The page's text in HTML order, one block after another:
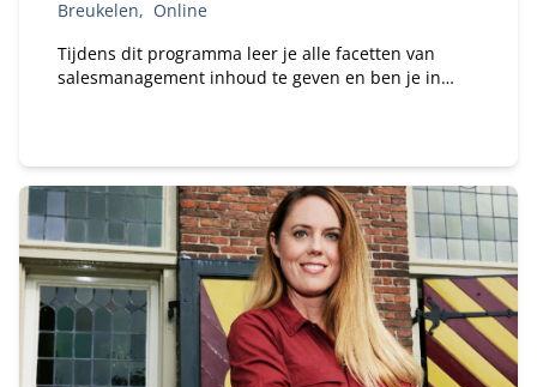
Breukelen
Online
Tijdens dit programma leer je alle facetten van
salesmanagement inhoud te geven en ben je in